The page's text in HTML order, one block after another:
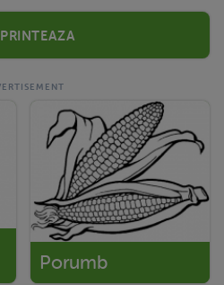
Printeaza
Porumb